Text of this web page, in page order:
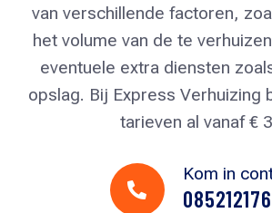
van verschillende factoren,
het volume van de te
eventuele extra diensten
opslag. Bij Express Verhuizing
tarieven al vanaf €

Kom in